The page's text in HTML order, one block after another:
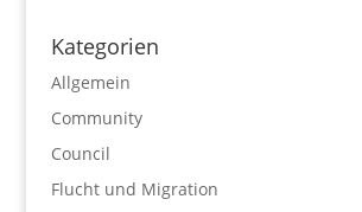
Kategorien
Allgemein
Community
Council
Flucht und Migration